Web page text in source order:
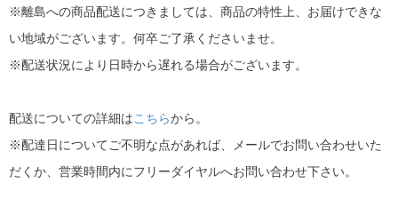
※離島への商品配送につきましては、商品の特性上、お届けできな
い地域がございます。何卒ご了承くださいませ。
※配送状況により日時から遅れる場合がございます。
配送についての詳細はこちらから。
※配達日についてご不明な点があれば、メールでお問い合わせいた
だくか、営業時間内にフリーダイヤルへお問い合わせ下さい。